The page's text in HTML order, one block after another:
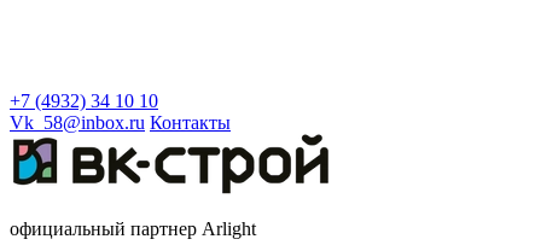
+7 (4932) 34 10 10
Vk_58@inbox.ru Контакты
официальный партнер Arlight